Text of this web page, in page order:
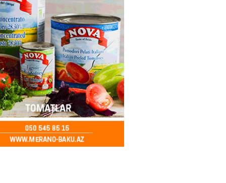
- 15:07
sədr müavinini AZCON
- 15:00 82
Ukraynaya qaz tədarük
– Ceyhun Bayramov
- 14:45